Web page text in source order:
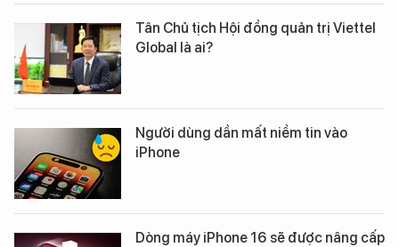
Tân Chủ tịch Hội đồng quản trị Viettel
Global là ai?
Người dùng dần mất niềm tin vào
iPhone
Dòng máy iPhone 16 sẽ được nâng cấp